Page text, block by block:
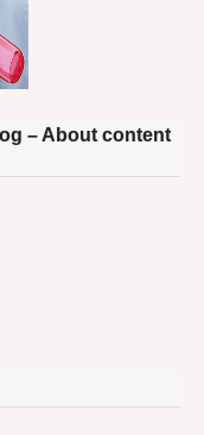
– About content